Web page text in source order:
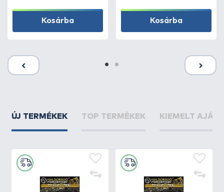
Kosárba Kosárba
ÚJ TERMÉKEK TOP TERMÉKEK KIEMELT